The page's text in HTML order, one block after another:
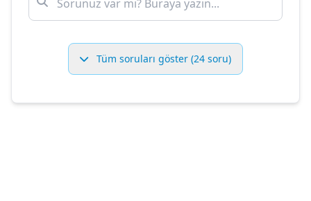
Tüm soruları göster (24 soru)